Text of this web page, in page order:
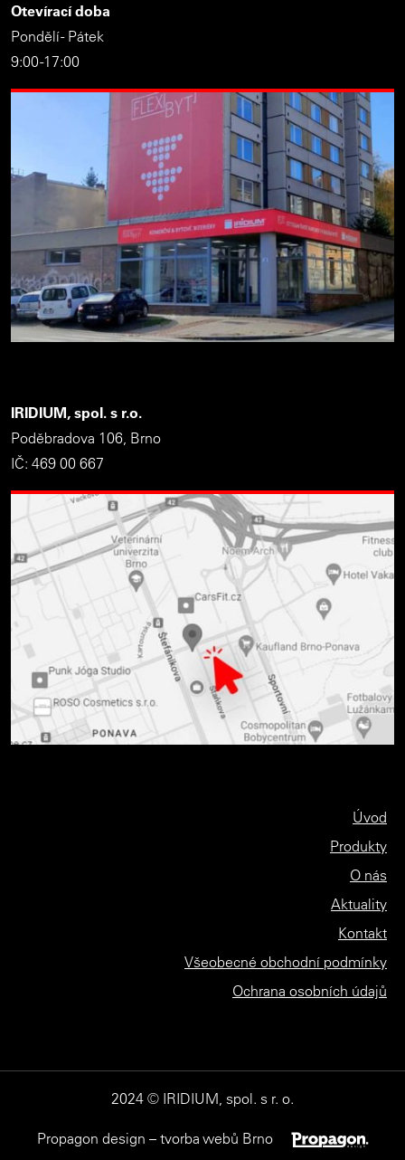
Otevírací doba
Pondělí - Pátek
9:00 -17:00
IRIDIUM, spol. s r.o.
Poděbradova 106, Brno
IČ: 469 00 667
Úvod
Produkty
O nás
Aktuality
Kontakt
Všeobecné obchodní podmínky
Ochrana osobních údajů
2024 © IRIDIUM, spol. s r. o.
Propagon design – tvorba webů Brno